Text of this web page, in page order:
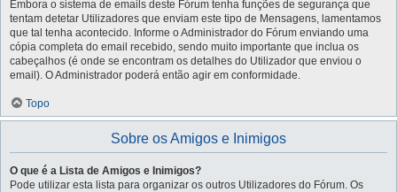
Embora o sistema de emails deste Fórum tenha funções de segurança que
tentam detetar Utilizadores que enviam este tipo de Mensagens, lamentamos
que tal tenha acontecido. Informe o Administrador do Fórum enviando uma
cópia completa do email recebido, sendo muito importante que inclua os
cabeçalhos (é onde se encontram os detalhes do Utilizador que enviou o
email). O Administrador poderá então agir em conformidade.
Topo
Sobre os Amigos e Inimigos
O que é a Lista de Amigos e Inimigos?
Pode utilizar esta lista para organizar os outros Utilizadores do Fórum. Os